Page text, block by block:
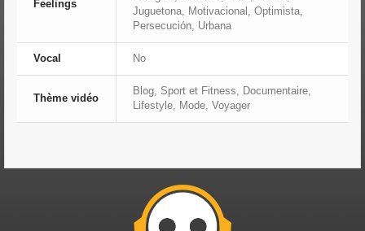
Feelings
Juguetona, Motivacional, Optimista,
Persecución, Urbana
Vocal No
Thème vidéo
Blog, Sport et Fitness, Documentaire,
Lifestyle, Mode, Voyager